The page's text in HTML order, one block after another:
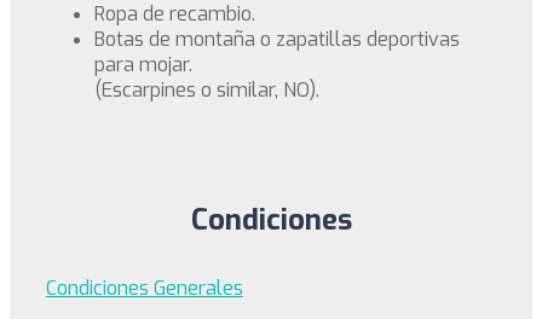
Ropa de recambio.
Botas de montaña o zapatillas deportivas
para mojar.
(Escarpines o similar, NO).
Condiciones
Condiciones Generales